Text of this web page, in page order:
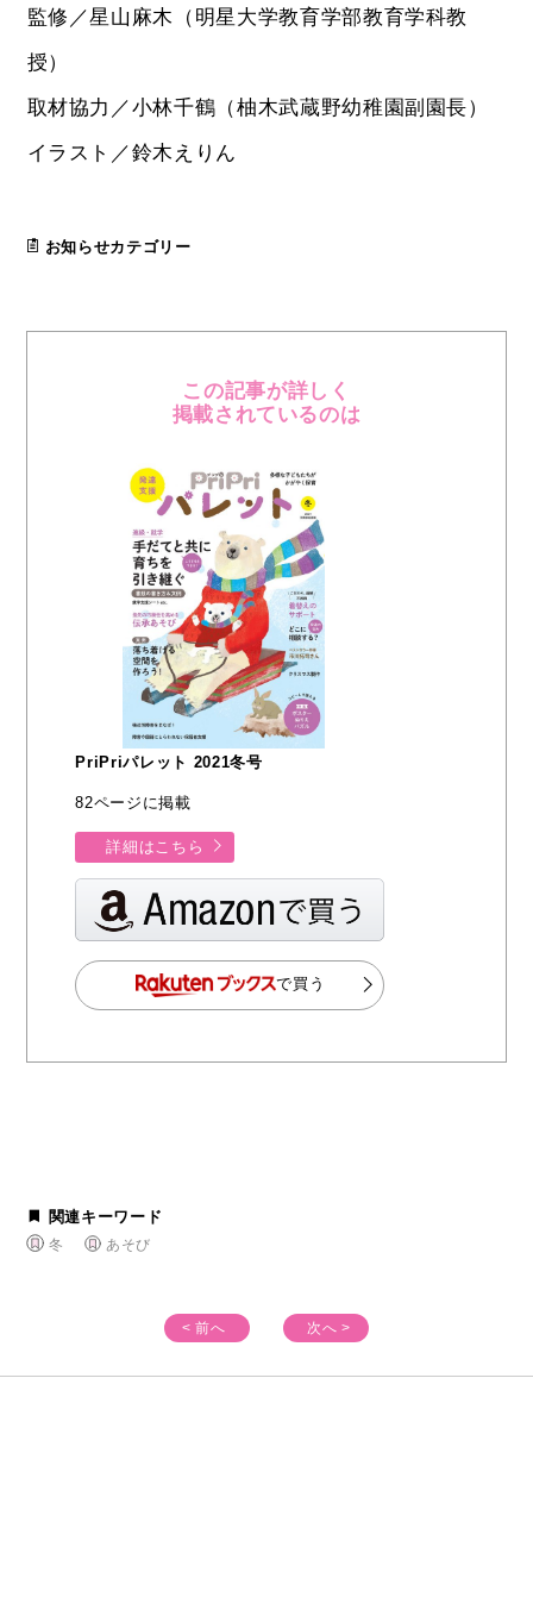
監修／星山麻木（明星大学教育学部教育学科教
授）
取材協力／小林千鶴（柚木武蔵野幼稚園副園長）
イラスト／鈴木えりん
お知らせカテゴリー
この記事が詳しく
掲載されているのは
PriPriパレット 2021冬号
82ページに掲載
詳細はこちら
で買う
関連キーワード
冬 あそび
< 前へ 次へ >